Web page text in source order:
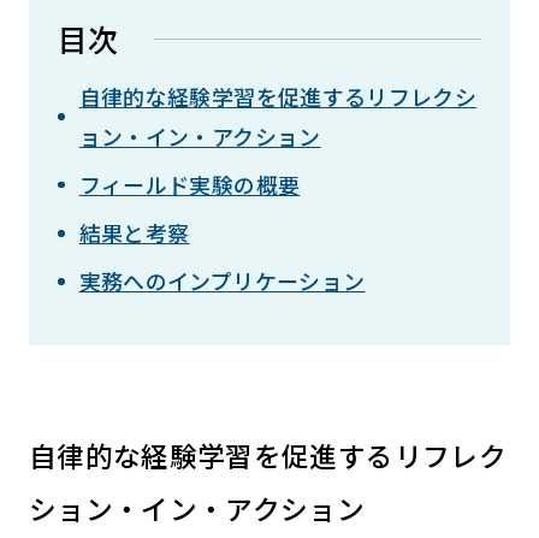
目次
自律的な経験学習を促進するリフレクシ
ョン・イン・アクション
フィールド実験の概要
結果と考察
実務へのインプリケーション
自律的な経験学習を促進するリフレク
ション・イン・アクション